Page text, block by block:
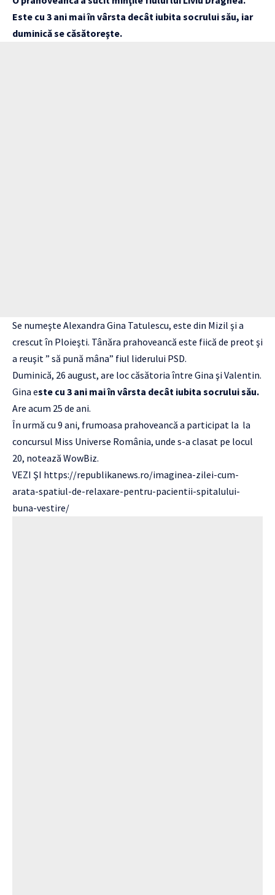
Este cu 3 ani mai în vârsta decât iubita socrului său, iar
duminică se căsătoreşte.
Se numeşte Alexandra Gina Tatulescu, este din Mizil şi a
crescut în Ploieşti. Tânăra prahoveancă este fiică de preot şi
a reuşit ” să pună mâna” fiul liderului PSD.
Duminică, 26 august, are loc căsătoria între Gina şi Valentin.
Gina este cu 3 ani mai în vârsta decât iubita socrului său.
Are acum 25 de ani.
În urmă cu 9 ani, frumoasa prahoveancă a participat la la
concursul Miss Universe România, unde s-a clasat pe locul
20, notează WowBiz.
VEZI ŞI https://republikanews.ro/imaginea-zilei-cum-
arata-spatiul-de-relaxare-pentru-pacientii-spitalului-
buna-vestire/